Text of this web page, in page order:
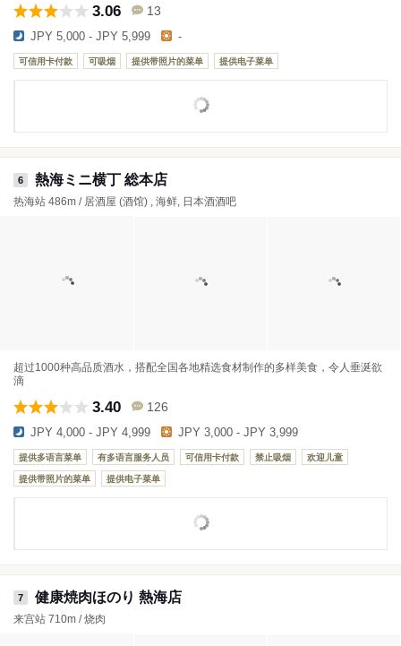
3.06 13
JPY 5,000 - JPY 5,999 -
可信用卡付款 可吸烟 提供带照片的菜单 提供电子菜单
6 熱海ミニ横丁 総本店
热海站 486m / 居酒屋 (酒馆) , 海鲜, 日本酒酒吧
超过1000种高品质酒水，搭配全国各地精选食材制作的多样美食，令人垂涎欲
滴
3.40 126
JPY 4,000 - JPY 4,999 JPY 3,000 - JPY 3,999
提供多语言菜单 有多语言服务人员 可信用卡付款 禁止吸烟 欢迎儿童
提供带照片的菜单 提供电子菜单
7 健康焼肉ほのり 熱海店
来宫站 710m / 烧肉